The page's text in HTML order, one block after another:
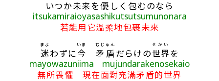
いつか未来を優 しく 包むのなら
itsukamiraioyasashikutsutsumunonara
若能用它溫柔地包裹未來
迷
まよ
わずに今
いま
矛盾
むじゅん
だらけの世界
せかい
を
mayowazuniima mujundarakenosekaio
無所畏懼 現在面對充滿矛盾的世界